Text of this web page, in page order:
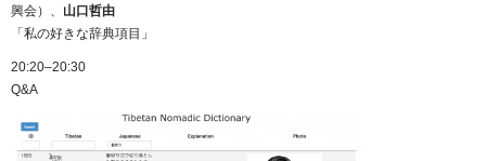
興会）、 山口哲由
「私の好きな辞典項目」
20:20–20:30
Q&A